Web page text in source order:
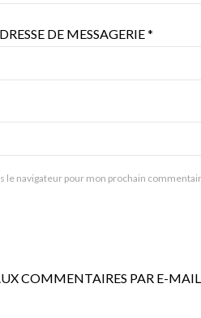
DE MESSAGERIE*
le navigateur pour mon prochain
COMMENTAIRES PAR E-MAIL.